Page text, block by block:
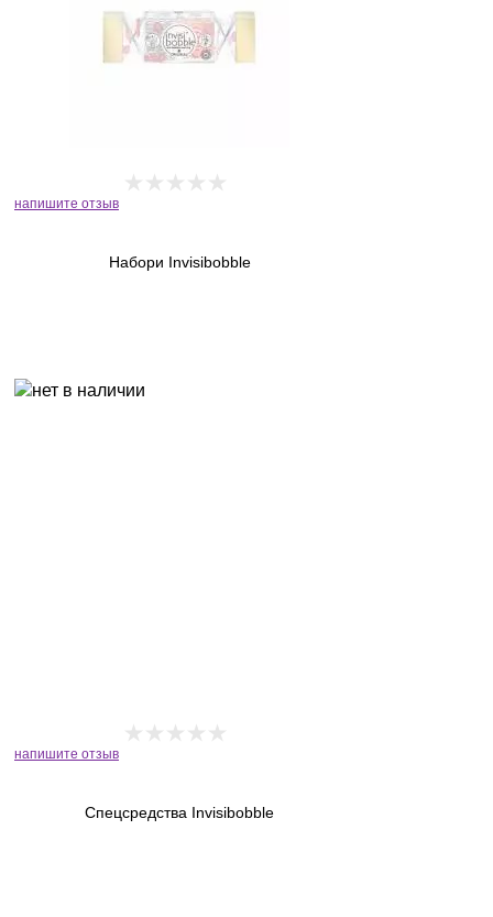
напишите отзыв
Набори Invisibobble
напишите отзыв
Спецсредства Invisibobble